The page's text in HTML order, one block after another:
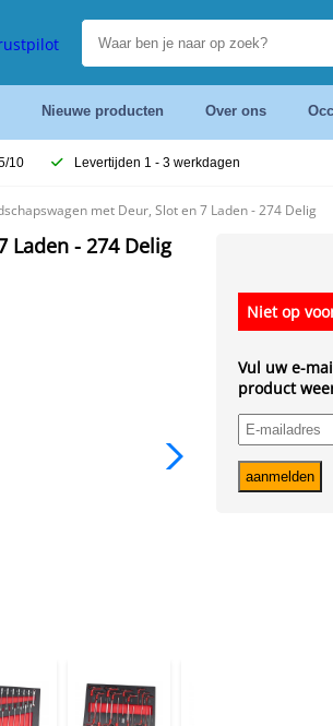
Nieuwe producten Over ons
10 Levertijden 1 - 3 werkdagen
met Deur, Slot en 7 Laden - 274 Delig
Laden - 274 Delig
Niet op
Vul uw e-
product